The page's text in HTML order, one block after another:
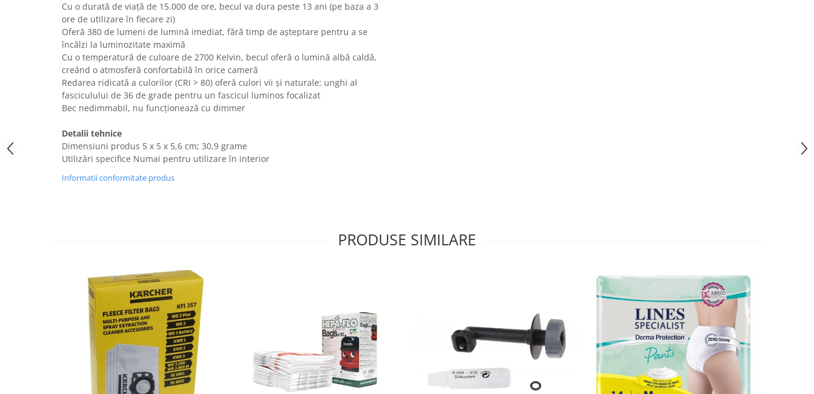
Accesorii tablete
Laptopuri si Accesorii
Telefoane Mobile & accesorii
Wearable & Gadgeturi
Electrocasnice & Climatizare
Accesorii si piese masini spalat
rufe si uscatoare
Aparate Frigorifice
Aparate Racire Aer
Aragaze si cuptoare cu microunde
Cutii, curele si accesorii ceasuri
Genti si accesorii barbati
Imbracaminte barbati
Cu o durată de viață de 15.000 de ore, becul va dura peste 13 ani (pe baza a 3
ore de utilizare în fiecare zi)
Oferă 380 de lumeni de lumină imediat, fără timp de așteptare pentru a se
încălzi la luminozitate maximă
Cu o temperatură de culoare de 2700 Kelvin, becul oferă o lumină albă caldă,
creând o atmosferă confortabilă în orice cameră
Redarea ridicată a culorilor (CRI > 80) oferă culori vii și naturale; unghi al
fasciculului de 36 de grade pentru un fascicul luminos focalizat
Bec nedimmabil, nu funcționează cu dimmer
Detalii tehnice
Dimensiuni produs ‎5 x 5 x 5,6 cm; 30,9 grame
Utilizări specifice Numai pentru utilizare în interior
Informatii conformitate produs
PRODUSE SIMILARE